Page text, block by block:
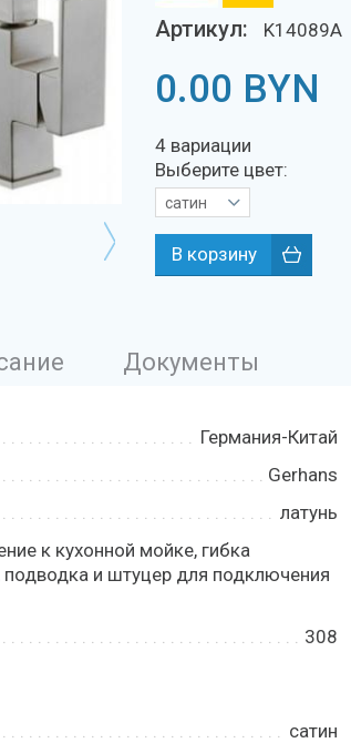
Артикул: K14089A
0.00 BYN
4 вариации
Выберите цвет:
сатин
Документы
Германия-Китай
Gerhans
латунь
к кухонной мойке, гибка
и штуцер для подключения
308
сатин